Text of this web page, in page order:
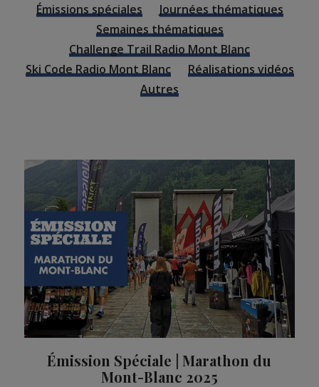
Émissions spéciales
Journées thématiques
Semaines thématiques
Challenge Trail Radio Mont Blanc
Ski Code Radio Mont Blanc
Réalisations vidéos
Autres
Émission Spéciale | Marathon du
Mont-Blanc 2025